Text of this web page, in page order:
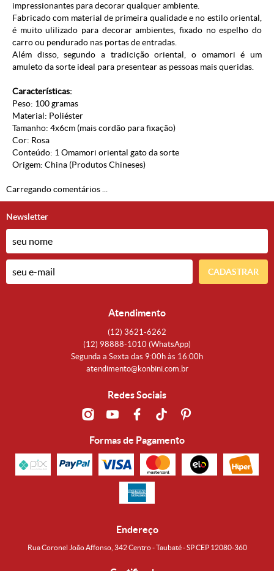
impressionantes para decorar qualquer ambiente.
Fabricado com material de primeira qualidade e no estilo oriental,
é muito ulilizado para decorar ambientes, fixado no espelho do
carro ou pendurado nas portas de entradas.
Além disso, segundo a tradicição oriental, o omamori é um
amuleto da sorte ideal para presentear as pessoas mais queridas.
Características:
Peso: 100 gramas
Material: Poliéster
Tamanho: 4x6cm (mais cordão para fixação)
Cor: Rosa
Conteúdo: 1 Omamori oriental gato da sorte
Origem: China (Produtos Chineses)
Carregando comentários ...
Newsletter
CADASTRAR
Atendimento
(12) 3621-6262
(12) 98888-1010 (WhatsApp)
Segunda a Sexta das 9:00h às 16:00h
atendimento@konbini.com.br
Redes Sociais
Formas de Pagamento
Endereço
Rua Coronel João Affonso, 342 Centro - Taubaté - SP CEP 12080-360